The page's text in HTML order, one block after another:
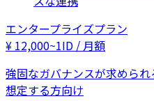
エンタープライズプラン
¥ 12,000~1ID / 月額
強固なガバナンスが求めら
想定する方向け